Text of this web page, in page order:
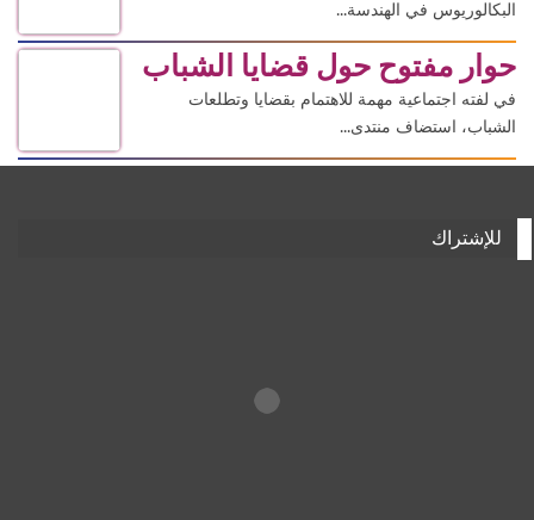
البكالوريوس في الهندسة...
حوار مفتوح حول قضايا الشباب
في لفته اجتماعية مهمة للاهتمام بقضايا وتطلعات
الشباب، استضاف منتدى...
للإشتراك